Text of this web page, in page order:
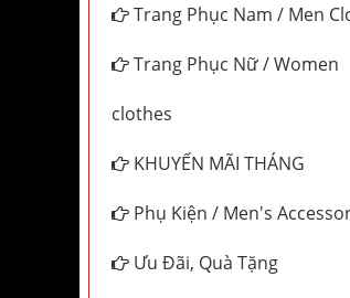
Trang Phục Nam / Men
Trang Phục Nữ / Women
clothes
KHUYẾN MÃI THÁNG
Phụ Kiện / Men's
Ưu Đãi, Quà Tặng